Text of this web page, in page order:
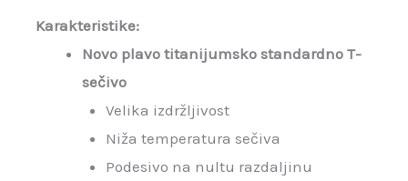
Karakteristike:
Novo plavo titanijumsko standardno T-
sečivo
Velika izdržljivost
Niža temperatura sečiva
Podesivo na nultu razdaljinu